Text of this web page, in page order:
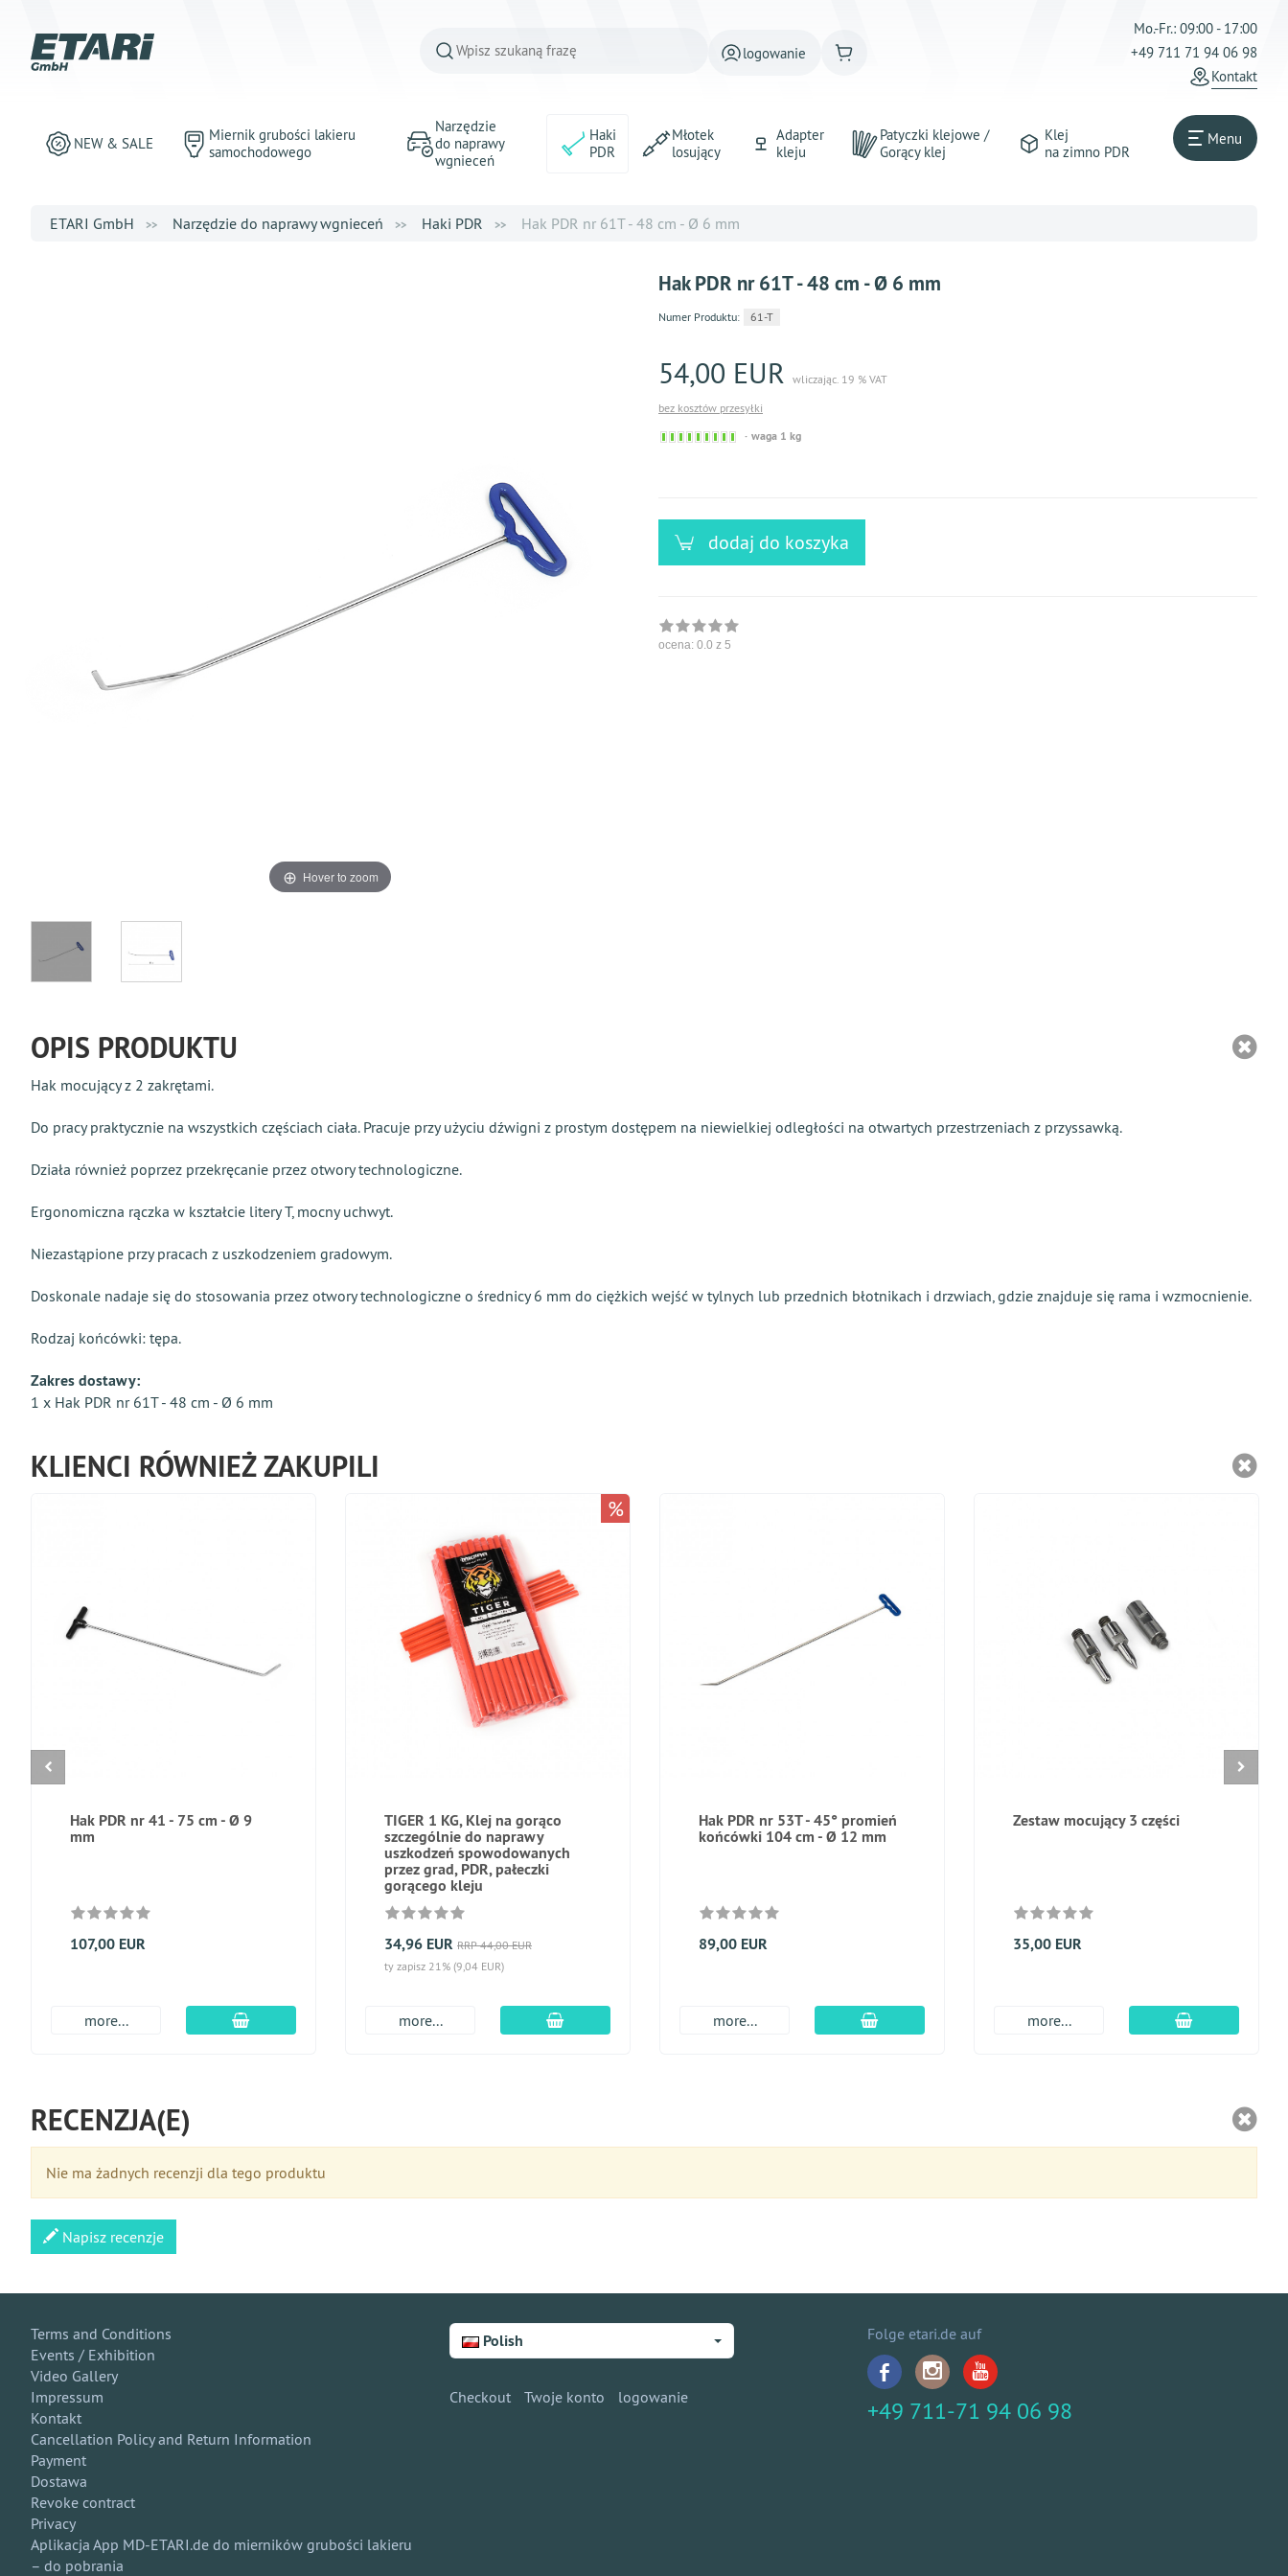
logowanie
Mo.-Fr.: 09:00 - 17:00
+49 711 71 94 06 98
Kontakt
NEW & SALE
Miernik grubości lakieru
samochodowego
Narzędzie
do naprawy
wgnieceń
Haki
PDR
Młotek
losujący
Adapter
kleju
Patyczki klejowe /
Gorący klej
Klej
na zimno PDR
Menu
ETARI GmbH Narzędzie do naprawy wgnieceń Haki PDR Hak PDR nr 61T - 48 cm - Ø 6 mm
Hover to zoom
Hak PDR nr 61T - 48 cm - Ø 6 mm
Numer Produktu: 61-T
54,00 EUR wliczając. 19 % VAT
bez kosztów przesyłki
Sofort
waga 1 kg
dodaj do koszyka
ocena: 0.0 z 5
OPIS PRODUKTU
Hak mocujący z 2 zakrętami.
Do pracy praktycznie na wszystkich częściach ciała. Pracuje przy użyciu dźwigni z prostym dostępem na niewielkiej odległości na otwartych przestrzeniach z przyssawką.
Działa również poprzez przekręcanie przez otwory technologiczne.
Ergonomiczna rączka w kształcie litery T, mocny uchwyt.
Niezastąpione przy pracach z uszkodzeniem gradowym.
Doskonale nadaje się do stosowania przez otwory technologiczne o średnicy 6 mm do ciężkich wejść w tylnych lub przednich błotnikach i drzwiach, gdzie znajduje się rama i wzmocnienie.
Rodzaj końcówki: tępa.
Zakres dostawy:
1 x Hak PDR nr 61T - 48 cm - Ø 6 mm
KLIENCI RÓWNIEŻ ZAKUPILI
Hak PDR nr 41 - 75 cm - Ø 9
mm
107,00 EUR
more... dodaj do koszyka
TIGER 1 KG, Klej na gorąco
szczególnie do naprawy
uszkodzeń spowodowanych
przez grad, PDR, pałeczki
gorącego kleju
34,96 EUR RRP 44,00 EUR
ty zapisz 21% (9,04 EUR)
more... dodaj do koszyka
%
Hak PDR nr 53T - 45° promień
końcówki 104 cm - Ø 12 mm
89,00 EUR
more... dodaj do koszyka
Zestaw mocujący 3 części
35,00 EUR
more... dodaj do
RECENZJA(E)
Nie ma żadnych recenzji dla tego produktu
Napisz recenzje
Terms and Conditions
Events / Exhibition
Video Gallery
Impressum
Kontakt
Cancellation Policy and Return Information
Payment
Dostawa
Revoke contract
Privacy
Aplikacja App MD-ETARI.de do mierników grubości lakieru
– do pobrania
Polish
Checkout Twoje konto logowanie
Folge etari.de auf
+49 711-71 94 06 98